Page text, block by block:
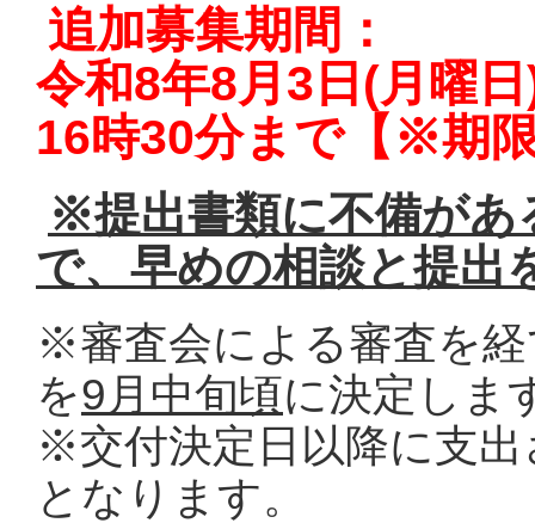
追加募集期間：
令和8年8月3日(月曜
16時30分まで【※期
※提出書類に不備が
で、早めの相談と提出
※審査会による審査を
を9月中旬頃に決定しま
※交付決定日以降に支
となります。